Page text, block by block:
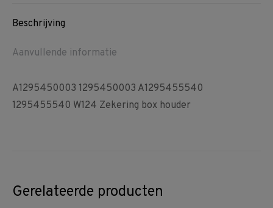
Beschrijving
Aanvullende informatie
A1295450003 1295450003 A1295455540
1295455540 W124 Zekering box houder
Gerelateerde producten